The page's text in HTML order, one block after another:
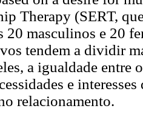
Therapy (SERT,
20 masculinos e 20
tendem a dividir
a igualdade entre
e
relacionamento.